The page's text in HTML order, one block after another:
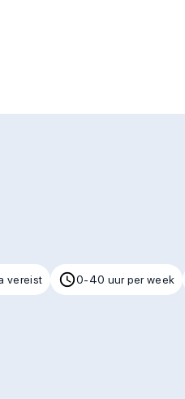
vereist 0-40 uur per week